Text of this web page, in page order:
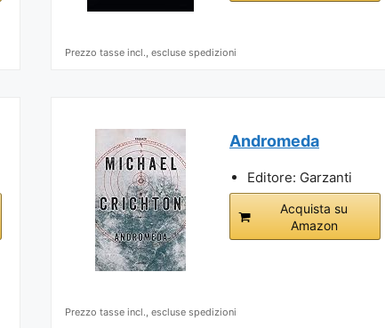
Prezzo tasse incl., escluse spedizioni
Andromeda
Editore: Garzanti
Acquista su
Amazon
Prezzo tasse incl., escluse spedizioni